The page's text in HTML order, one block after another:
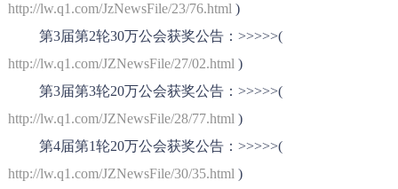
http://lw.q1.com/JzNewsFile/23/76.html )
第3届第2轮30万公会获奖公告： >>>>>(
http://lw.q1.com/JZNewsFile/27/02.html )
第3届第3轮20万公会获奖公告： >>>>>(
http://lw.q1.com/JZNewsFile/28/77.html )
第4届第1轮20万公会获奖公告： >>>>>(
http://lw.q1.com/JZNewsFile/30/35.html )